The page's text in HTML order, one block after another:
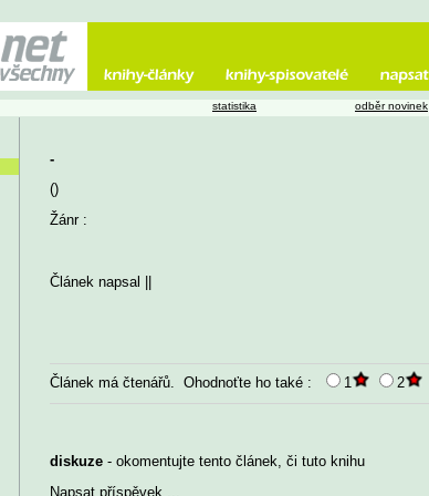
-
()
Žánr :
Článek napsal
Článek máčtenářů. Ohodnoťte ho také : 1 2
diskuze - okomentujte tento článek, či tuto knihu
Napsat příspěvek
statistika odběr novinek